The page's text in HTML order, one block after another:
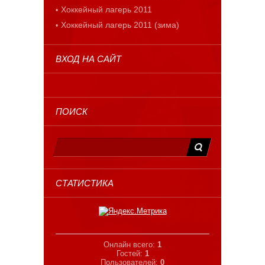
Хоккейный лагерь 2011
Хоккейный лагерь 2011 (зима)
ВХОД НА САЙТ
ПОИСК
СТАТИСТИКА
Онлайн всего: 1
Гостей: 1
Пользователей: 0